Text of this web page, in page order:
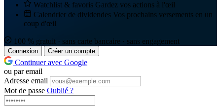
Watchlist & favoris Gardez vos actions à l'œil
Calendrier de dividendes Vos prochains versements en un
coup d'œil
100 % gratuit · sans carte bancaire · sans engagement
Connexion Créer un compte
Continuer avec Google
ou par email
Adresse email
Mot de passe Oublié ?